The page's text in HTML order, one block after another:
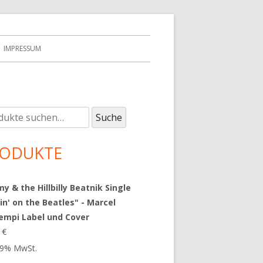
IMPRESSUM
Suche
& the Hillbilly Beatnik Single
on the Beatles" - Marcel
Label und Cover
€
MwSt.